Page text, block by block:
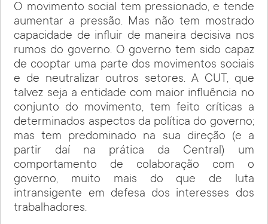
O movimento social tem pressionado, e tende
aumentar a pressão. Mas não tem mostrado
capacidade de influir de maneira decisiva nos
rumos do governo. O governo tem sido capaz
de cooptar uma parte dos movimentos sociais
e de neutralizar outros setores. A CUT, que
talvez seja a entidade com maior influência no
conjunto do movimento, tem feito críticas a
determinados aspectos da política do governo;
mas tem predominado na sua direção (e a
partir daí na prática da Central) um
comportamento de colaboração com o
governo, muito mais do que de luta
intransigente em defesa dos interesses dos
trabalhadores.